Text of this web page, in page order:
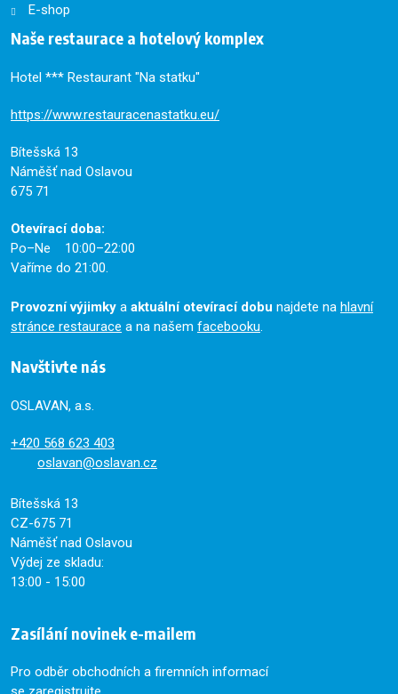
E-shop
Naše restaurace a hotelový komplex
Hotel *** Restaurant "Na statku"
https://www.restauracenastatku.eu/
Bítešská 13
Náměšť nad Oslavou
675 71
Otevírací doba:
Po–Ne 10:00–22:00
Vaříme do 21:00.
Provozní výjimky a aktuální otevírací dobu najdete na hlavní
stránce restaurace a na našem facebooku
Navštivte nás
OSLAVAN, a.s.
+420 568 623 403
oslavan@oslavan.cz
Bítešská 13
CZ-675 71
Náměšť nad Oslavou
Výdej ze skladu:
13:00 - 15:00
Zasílání novinek e-mailem
Pro odběr obchodních a firemních informací